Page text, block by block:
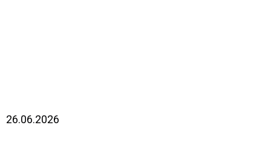
26.06.2026